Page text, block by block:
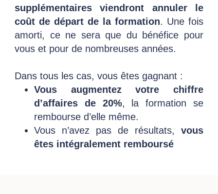
supplémentaires viendront annuler le
coût de départ de la formation. Une fois
amorti, ce ne sera que du bénéfice pour
vous et pour de nombreuses années.
Dans tous les cas, vous êtes gagnant :
Vous augmentez votre chiffre
d’affaires de 20%, la formation se
rembourse d’elle même.
Vous n’avez pas de résultats, vous
êtes intégralement remboursé